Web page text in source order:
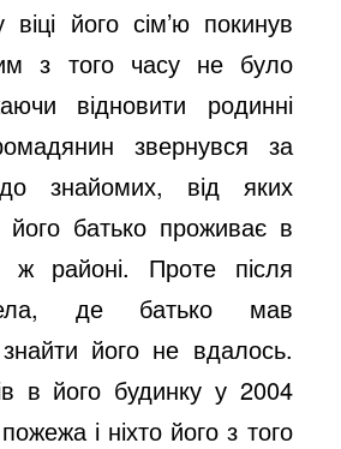
віці його сім’ю покинув
з того часу не було
відновити родинні
звернувся за
знайомих, від яких
його батько проживає в
районі. Проте після
де батько мав
його не вдалось.
в його будинку у 2004
і ніхто його з того